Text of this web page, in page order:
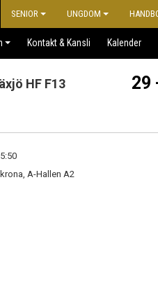
SENIOR UNGDOM
Kontakt & Kansli Kalender
HF F13 29
A-Hallen A2